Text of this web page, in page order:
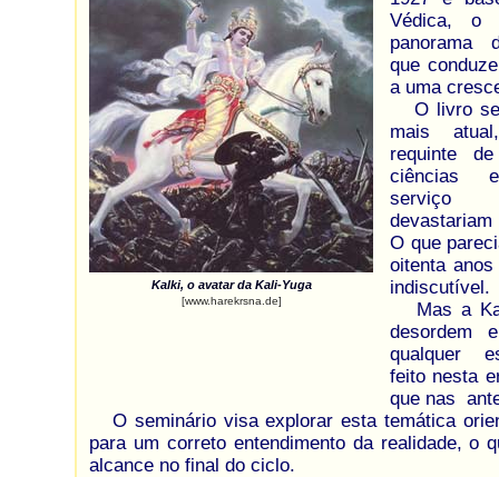
Kalki, o avatar da Kali-Yuga
[www.harekrsna.de]
Védica, o
panorama
que
a uma
O livro se
mais
requinte
ciências
serviço
O que
oitenta
indiscutível.
Mas a
desordem
qualquer
feito nesta
que nas
O seminário visa explorar esta temática
para um correto entendimento da realidade, o
alcance no final do ciclo.